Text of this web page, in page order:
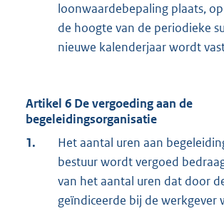
loonwaardebepaling plaats,
de hoogte van de periodieke
nieuwe kalenderjaar wordt
Artikel 6 De vergoeding aan de
begeleidingsorganisatie
1.
Het aantal uren aan
bestuur wordt vergoed
van het aantal uren dat door
geïndiceerde bij de werkgever